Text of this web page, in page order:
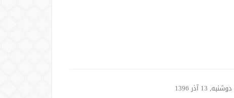
دوشنبه, 13 آذر 1396